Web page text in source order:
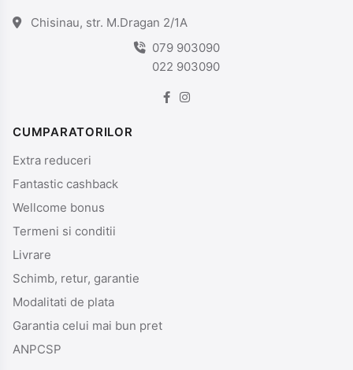
Chisinau, str. M.Dragan 2/1A
079 903090
022 903090
CUMPARATORILOR
Extra reduceri
Fantastic cashback
Wellcome bonus
Termeni si conditii
Livrare
Schimb, retur, garantie
Modalitati de plata
Garantia celui mai bun pret
ANPCSP